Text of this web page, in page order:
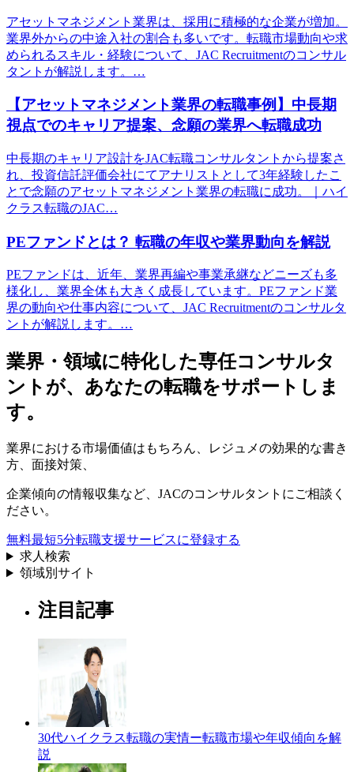
アセットマネジメント業界は、採用に積極的な企業が増加。
業界外からの中途入社の割合も多いです。転職市場動向や求
められるスキル・経験について、JAC Recruitmentのコンサル
タントが解説します。…
【アセットマネジメント業界の転職事例】中長期
視点でのキャリア提案、念願の業界へ転職成功
中長期のキャリア設計をJAC転職コンサルタントから提案さ
れ、投資信託評価会社にてアナリストとして3年経験したこ
とで念願のアセットマネジメント業界の転職に成功。｜ハイ
クラス転職のJAC…
PEファンドとは？ 転職の年収や業界動向を解説
PEファンドは、近年、業界再編や事業承継などニーズも多
様化し、業界全体も大きく成長しています。PEファンド業
界の動向や仕事内容について、JAC Recruitmentのコンサルタ
ントが解説します。…
業界・領域に特化した専任コンサルタ
ントが、 あなたの転職をサポートしま
す。
業界における市場価値はもちろん、
レジュメの効果的な書き
方
面接対策
企業傾向の情報収集など、 JACのコンサルタントにご相談く
ださい。
無料最短5分転職支援サービスに登録する
求人検索
領域別サイト
注目記事
30代ハイクラス転職の実情ー転職市場や年収傾向を解
説